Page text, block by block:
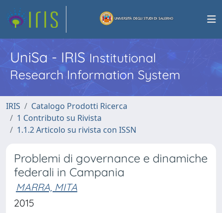
UniSa - IRISInstitutional
Research Information System
IRIS
Catalogo Prodotti Ricerca
1 Contributo su Rivista
1.1.2 Articolo su rivista con ISSN
Problemi di governance e dinamiche
federali in Campania
MARRA, MITA
2015